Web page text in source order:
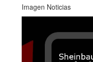
Imagen Noticias